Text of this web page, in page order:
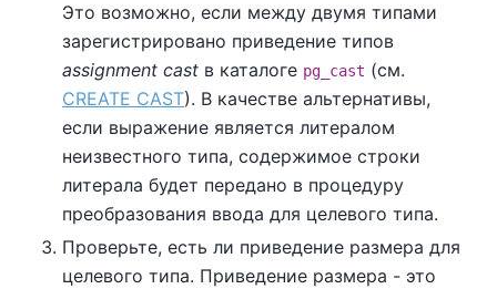
Это возможно, если между двумя типами
зарегистрировано приведение типов
assignment cast в каталоге pg_cast (см.
CREATE CAST). В качестве альтернативы,
если выражение является литералом
неизвестного типа, содержимое строки
литерала будет передано в процедуру
преобразования ввода для целевого типа.
Проверьте, есть ли приведение размера для
целевого типа. Приведение размера - это